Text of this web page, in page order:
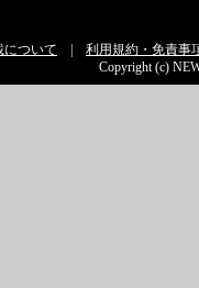
について
利用規約・免責事
Copyright (c)